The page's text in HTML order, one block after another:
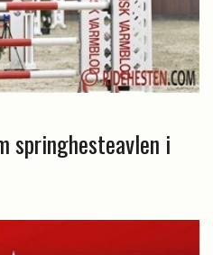
springhesteavlen i